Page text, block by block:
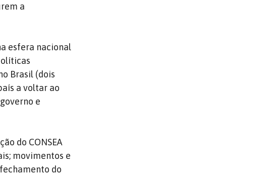
a
esfera nacional
Brasil (dois
a voltar ao
e
do CONSEA
movimentos e
do